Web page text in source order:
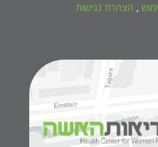
, הצהרת נגישות